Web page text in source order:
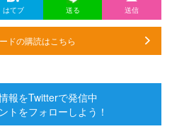
はてブ 送る 送信
ドの購読はこちら
報をTwitterで発信中
トをフォローしよう！